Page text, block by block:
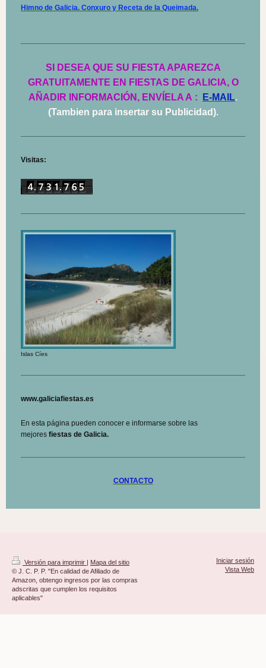
Himno de Galicia. Conxuro y Receta de la Queimada.
SI DESEA QUE SU FIESTA APAREZCA
GRATUITAMENTE EN FIESTAS DE GALICIA, O
AÑADIR INFORMACIÓN, ENVÍELA A : E-MAIL.
(Tambien para insertar su Publicidad).
Visitas:
Islas Cíes
www.galiciafiestas.es
En esta página pueden conocer e informarse sobre las
mejores fiestas de Galicia.
CONTACTO
Versión para imprimir
Mapa del sitio
© J. C. P. P. "En calidad de Afiliado de
Amazon, obtengo ingresos por las compras
adscritas que cumplen los requisitos
aplicables"
Iniciar sesión
Vista Web